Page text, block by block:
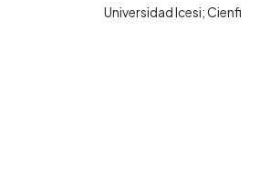
Universidad Icesi; Cienfi